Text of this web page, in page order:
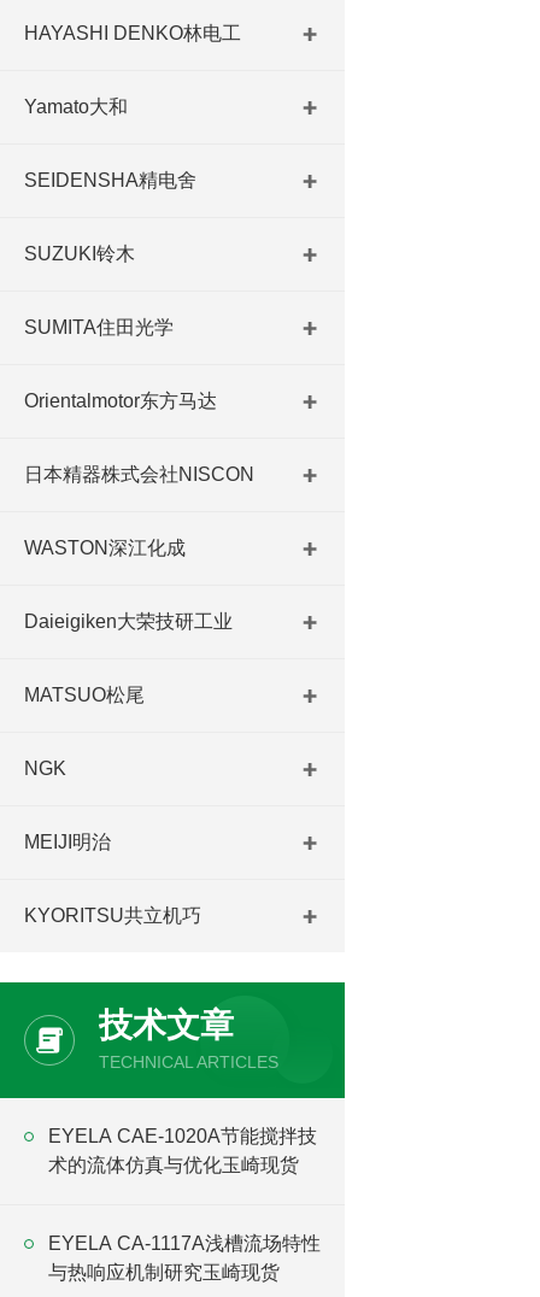
HAYASHI DENKO林电工
Yamato大和
SEIDENSHA精电舍
SUZUKI铃木
SUMITA住田光学
Orientalmotor东方马达
日本精器株式会社NISCON
WASTON深江化成
Daieigiken大荣技研工业
MATSUO松尾
NGK
MEIJI明治
KYORITSU共立机巧
技术文章
TECHNICAL ARTICLES
EYELA CAE-1020A节能搅拌技
术的流体仿真与优化玉崎现货
EYELA CA-1117A浅槽流场特性
与热响应机制研究玉崎现货